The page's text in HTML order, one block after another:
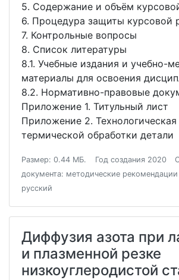
5. Содержание и объём
6. Процедура защиты курсовой
7. Контрольные вопросы
8. Список литературы
8.1. Учебные издания и учебно-
материалы для освоения
8.2. Нормативно-правовые
Приложение 1. Титульный лист
Приложение 2. Технологическая
термической обработки детали
Размер: 0.44 МБ. Год создания 2020
документа: методические рекомендации
русский
Диффузия азота при
и плазменной резке
низкоуглеродистой